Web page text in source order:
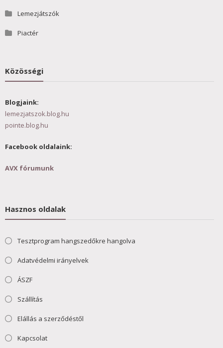
Lemezjátszók
Piactér
Közösségi
Blogjaink:
lemezjatszok.blog.hu
pointe.blog.hu
Facebook oldalaink:
AVX fórumunk
Hasznos oldalak
Tesztprogram hangszedőkre hangolva
Adatvédelmi irányelvek
ÁSZF
Szállítás
Elállás a szerződéstől
Kapcsolat